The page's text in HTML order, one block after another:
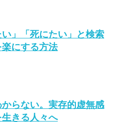
い」「死にたい」と検索
にする方法
らない。実存的虚無感
きる人々へ